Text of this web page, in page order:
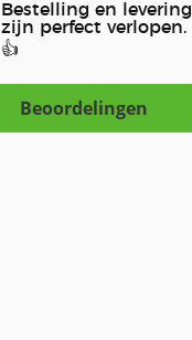
Bestelling en levering
zijn perfect verlopen.
👍
Beoordelingen